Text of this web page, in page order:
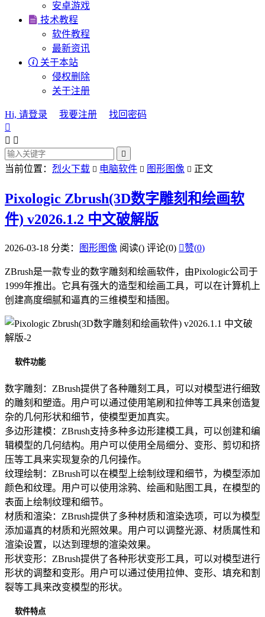
安卓游戏
 技术教程
软件教程
最新资讯
 关于本站
侵权删除
关于注册
Hi, 请登录 我要注册
找回密码

 

当前位置： 烈火下载  电脑软件  图形图像  正文
Pixologic Zbrush(3D数字雕刻和绘画软
件) v2026.1.2 中文破解版
2026-03-18 分类： 图形图像 阅读() 评论(0) 赞(0)
ZBrush是一款专业的数字雕刻和绘画软件，由Pixologic公司于
1999年推出。它具有强大的造型和绘画工具，可以在计算机上
创建高度细腻和逼真的三维模型和插图。
软件功能
数字雕刻：ZBrush提供了各种雕刻工具，可以对模型进行细致
的雕刻和塑造。用户可以通过使用笔刷和拉伸等工具来创造复
杂的几何形状和细节，使模型更加真实。
多边形建模：ZBrush支持多种多边形建模工具，可以创建和编
辑模型的几何结构。用户可以使用全局细分、变形、剪切和挤
压等工具来实现复杂的几何操作。
纹理绘制：ZBrush可以在模型上绘制纹理和细节，为模型添加
颜色和纹理。用户可以使用涂鸦、绘画和贴图工具，在模型的
表面上绘制纹理和细节。
材质和渲染：ZBrush提供了多种材质和渲染选项，可以为模型
添加逼真的材质和光照效果。用户可以调整光源、材质属性和
渲染设置，以达到理想的渲染效果。
形状变形：ZBrush提供了各种形状变形工具，可以对模型进行
形状的调整和变形。用户可以通过使用拉伸、变形、填充和割
裂等工具来改变模型的形状。
软件特点